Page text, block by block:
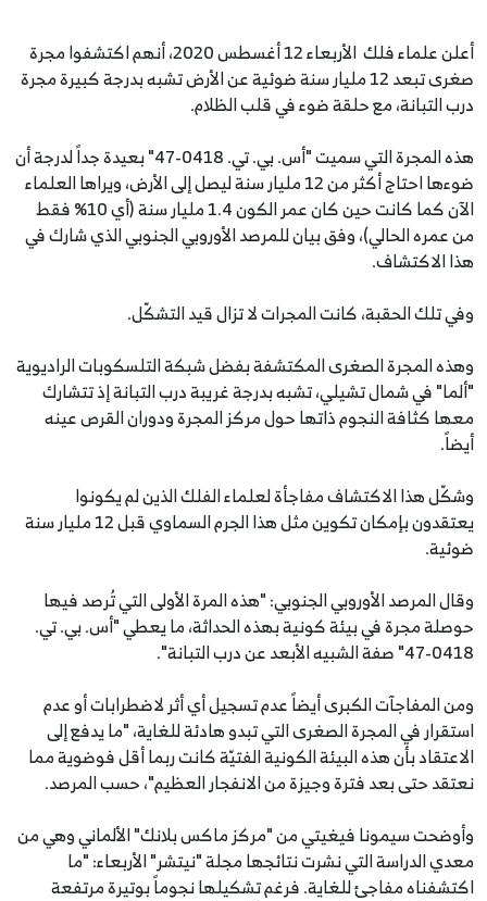
أعلن علماء فلك الأربعاء 12 أغسطس 2020، أنهم اكتشفوا مجرة
صغرى تبعد 12 مليار سنة ضوئية عن الأرض تشبه بدرجة كبيرة مجرة
درب التبانة، مع حلقة ضوء في قلب الظلام.
هذه المجرة التي سميت "أس. بي. تي. 0418-47" بعيدة جداً لدرجة أن
ضوءها احتاج أكثر من 12 مليار سنة ليصل إلى الأرض، ويراها العلماء
الآن كما كانت حين كان عمر الكون 1.4 مليار سنة (أي 10% فقط
من عمره الحالي)، وفق بيان للمرصد الأوروبي الجنوبي الذي شارك في
هذا الاكتشاف.
وفي تلك الحقبة، كانت المجرات لا تزال قيد التشكّل.
وهذه المجرة الصغرى المكتشفة بفضل شبكة التلسكوبات الراديوية
"ألما" في شمال تشيلي، تشبه بدرجة غريبة درب التبانة إذ تتشارك
معها كثافة النجوم ذاتها حول مركز المجرة ودوران القرص عينه
أيضاً.
وشكّل هذا الاكتشاف مفاجأة لعلماء الفلك الذين لم يكونوا
يعتقدون بإمكان تكوين مثل هذا الجرم السماوي قبل 12 مليار سنة
ضوئية.
وقال المرصد الأوروبي الجنوبي: "هذه المرة الأولى التي تُرصد فيها
حوصلة مجرة في بيئة كونية بهذه الحداثة، ما يعطي "أس. بي. تي.
0418-47" صفة الشبيه الأبعد عن درب التبانة".
ومن المفاجآت الكبرى أيضاً عدم تسجيل أي أثر لاضطرابات أو عدم
استقرار في المجرة الصغرى التي تبدو هادئة للغاية، "ما يدفع إلى
الاعتقاد بأن هذه البيئة الكونية الفتيّة كانت ربما أقل فوضوية مما
نعتقد حتى بعد فترة وجيزة من الانفجار العظيم"، حسب المرصد.
وأوضحت سيمونا فيغيتي من "مركز ماكس بلانك" الألماني وهي من
معدي الدراسة التي نشرت نتائجها مجلة "نيتشر" الأربعاء: "ما
اكتشفناه مفاجئ للغاية. فرغم تشكيلها نجوماً بوتيرة مرتفعة